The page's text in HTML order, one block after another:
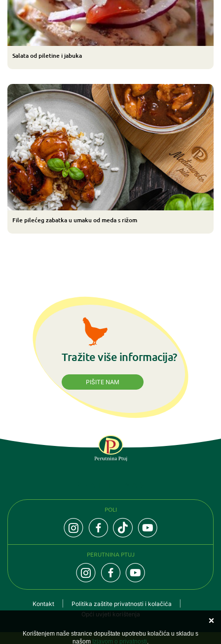
Salata od piletine i jabuka
File pilećeg zabatka u umaku od meda s rižom
Tražite više informacija?
PIŠITE NAM
POLI
PERUTNINA PTUJ
Kontakt
Politika zaštite privatnosti i kolačića
Opći uvjeti korištenja
Korištenjem naše stranice dopuštate upotrebu kolačića u skladu s
našom Izjavom o privatnosti.